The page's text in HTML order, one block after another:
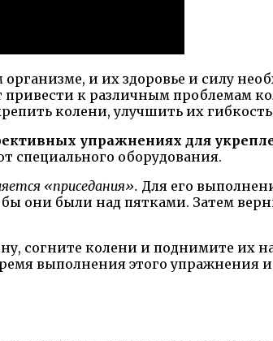
и их здоровье и силу
к различным проблемам
колени, улучшить их
упражнениях для
специального оборудования.
«приседания». Для его
они были над пятками. Затем
согните колени и поднимите их
выполнения этого упражнения и